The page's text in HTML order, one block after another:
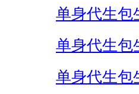
单身代生包
单身代生包
单身代生包